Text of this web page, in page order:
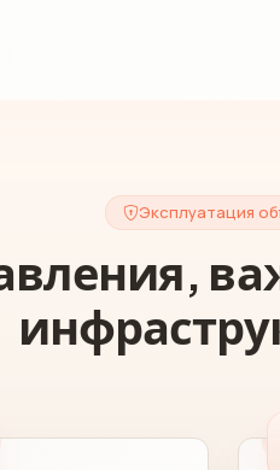
Эксплуатация